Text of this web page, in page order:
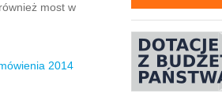
most w
2014